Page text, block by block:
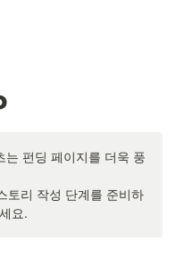
는 펀딩 페이지를 더욱 풍
토리 작성 단계를 준비하
요.